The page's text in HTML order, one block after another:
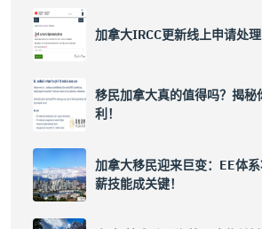
加拿大IRCC更新线上申请处
移民加拿大真的值得吗？揭秘
利！
加拿大移民迎来巨变：EE体
薪技能成关键！